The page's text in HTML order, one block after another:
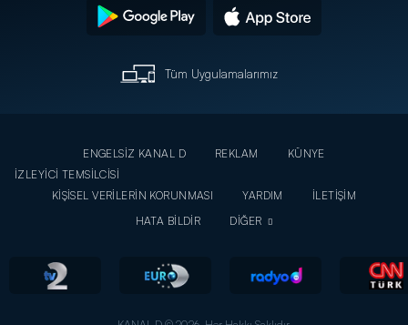
Tüm Uygulamalarımız
ENGELSİZ KANAL D REKLAM
KÜNYE
İZLEYİCİ TEMSİLCİSİ
KİŞİSEL VERİLERİN KORUNMASI
YARDIM
İLETİŞİM
HATA BİLDİR
DİĞER